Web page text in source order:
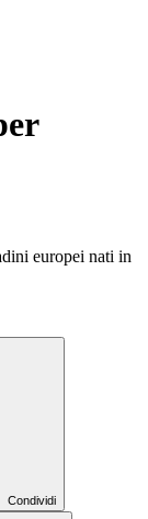
europei nati in
Condividi